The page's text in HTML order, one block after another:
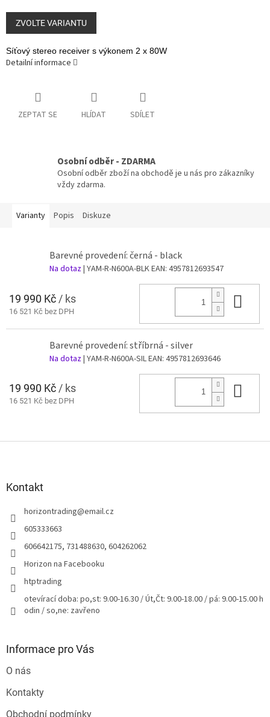
Měrná
cena:
ZVOLTE VARIANTU
Síťový stereo receiver s výkonem 2 x 80W
Detailní informace
ZEPTAT SE HLÍDAT SDÍLET
Osobní odběr - ZDARMA
Osobní odběr zboží na obchodě je u nás pro zákazníky
vždy zdarma.
Varianty Popis Diskuze
Barevné provedení: černá - black
Na dotaz| YAM-R-N600A-BLKEAN: 4957812693547
19 990 Kč / ks
16 521 Kč bez DPH
Barevné provedení: stříbrná - silver
Na dotaz| YAM-R-N600A-SILEAN: 4957812693646
19 990 Kč / ks
16 521 Kč bez DPH
Kontakt
horizontrading@email.cz
605333663
606642175, 731488630, 604262062
Horizon na Facebooku
htptrading
otevírací doba: po,st: 9.00-16.30 / Út,Čt: 9.00-18.00 / pá: 9.00-15.00 h
odin / so,ne: zavřeno
Informace pro Vás
O nás
Kontakty
Obchodní podmínky